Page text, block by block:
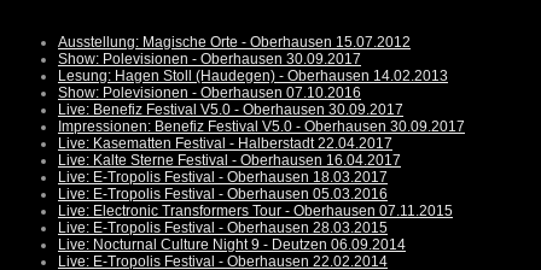
Ausstellung: Magische Orte - Oberhausen 15.07.2012
Show: Polevisionen - Oberhausen 30.09.2017
Lesung: Hagen Stoll (Haudegen) - Oberhausen 14.02.2013
Show: Polevisionen - Oberhausen 07.10.2016
Live: Benefiz Festival V5.0 - Oberhausen 30.09.2017
Impressionen: Benefiz Festival V5.0 - Oberhausen 30.09.2017
Live: Kasematten Festival - Halberstadt 22.04.2017
Live: Kalte Sterne Festival - Oberhausen 16.04.2017
Live: E-Tropolis Festival - Oberhausen 18.03.2017
Live: E-Tropolis Festival - Oberhausen 05.03.2016
Live: Electronic Transformers Tour - Oberhausen 07.11.2015
Live: E-Tropolis Festival - Oberhausen 28.03.2015
Live: Nocturnal Culture Night 9 - Deutzen 06.09.2014
Live: E-Tropolis Festival - Oberhausen 22.02.2014